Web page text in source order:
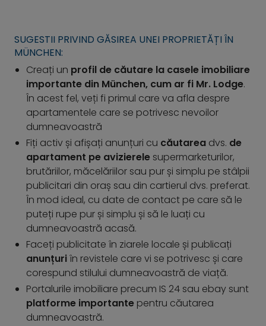
SUGESTII PRIVIND GĂSIREA UNEI PROPRIETĂȚI ÎN
MÜNCHEN:
Creați un profil de căutare la casele imobiliare
importante din München, cum ar fi Mr. Lodge.
În acest fel, veți fi primul care va afla despre
apartamentele care se potrivesc nevoilor
dumneavoastră
Fiți activ și afișați anunțuri cu căutarea dvs. de
apartament pe avizierele supermarketurilor,
brutăriilor, măcelăriilor sau pur și simplu pe stâlpii
publicitari din oraș sau din cartierul dvs. preferat.
În mod ideal, cu date de contact pe care să le
puteți rupe pur și simplu și să le luați cu
dumneavoastră acasă.
Faceți publicitate în ziarele locale și publicați
anunțuriîn revistele care vi se potrivesc și care
corespund stilului dumneavoastră de viață.
Portalurile imobiliare precum IS 24 sau ebay sunt
platforme importante pentru căutarea
dumneavoastră.